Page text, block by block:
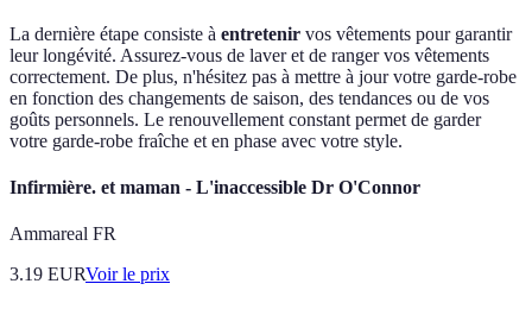
La dernière étape consiste à entretenir vos vêtements pour garantir
leur longévité. Assurez-vous de laver et de ranger vos vêtements
correctement. De plus, n'hésitez pas à mettre à jour votre garde-robe
en fonction des changements de saison, des tendances ou de vos
goûts personnels. Le renouvellement constant permet de garder
votre garde-robe fraîche et en phase avec votre style.
Infirmière. et maman - L'inaccessible Dr O'Connor
Ammareal FR
3.19 EURVoir le prix